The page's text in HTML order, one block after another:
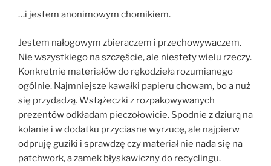
…i jestem anonimowym chomikiem.
Jestem nałogowym zbieraczem i przechowywaczem.
Nie wszystkiego na szczęście, ale niestety wielu rzeczy.
Konkretnie materiałów do rękodzieła rozumianego
ogólnie. Najmniejsze kawałki papieru chowam, bo a nuż
się przydadzą. Wstążeczki z rozpakowywanych
prezentów odkładam pieczołowicie. Spodnie z dziurą na
kolanie i w dodatku przyciasne wyrzucę, ale najpierw
odpruję guziki i sprawdzę czy materiał nie nada się na
patchwork, a zamek błyskawiczny do recyclingu.